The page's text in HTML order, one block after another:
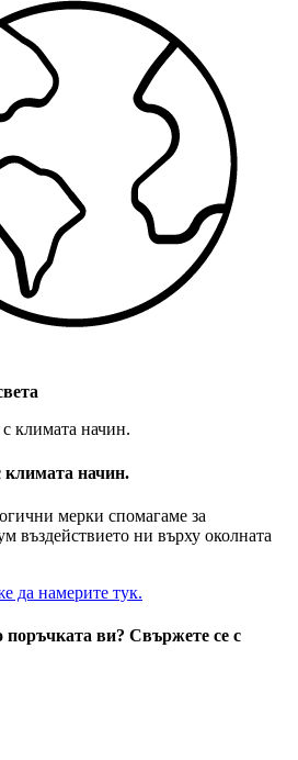
климата начин.
мерки спомагаме за
въздействието ни върху околната
да намерите тук.
поръчката ви? Свържете се с